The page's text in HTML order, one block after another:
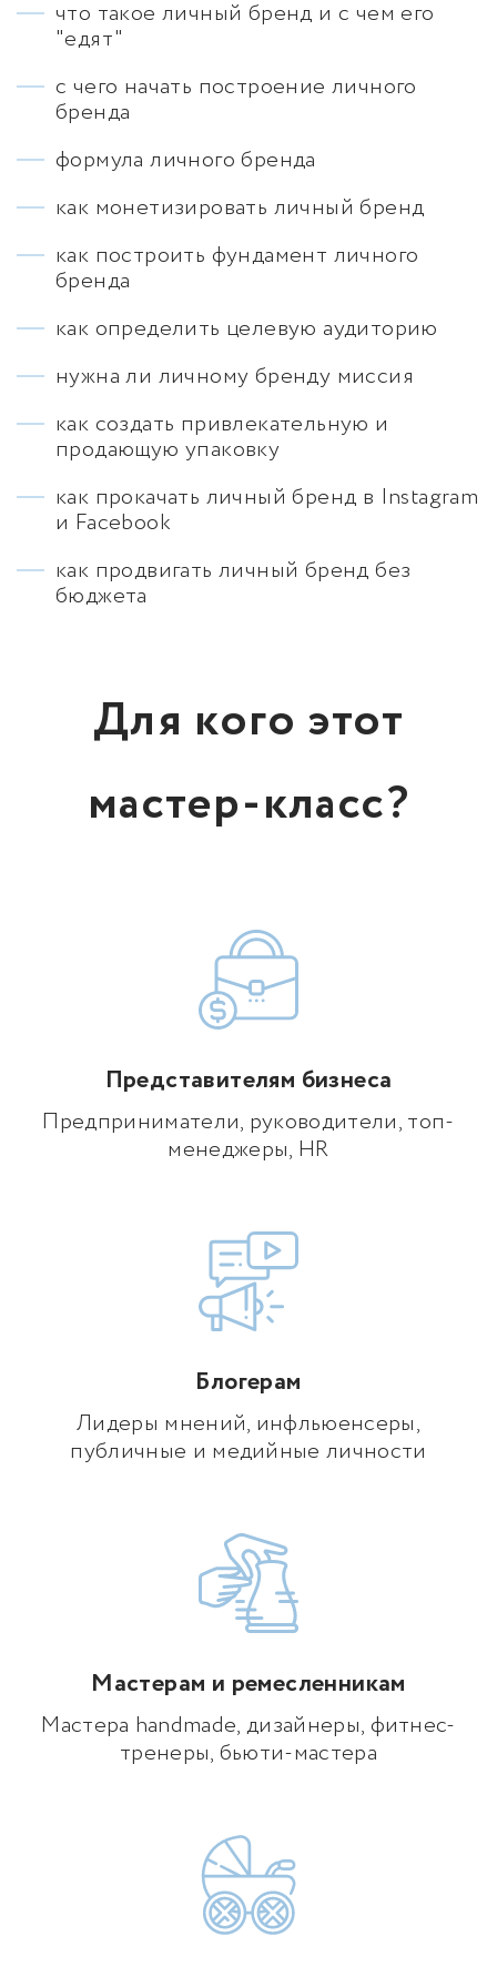
что такое личный бренд и с чем его
"едят"
с чего начать построение личного
бренда
формула личного бренда
как монетизировать личный бренд
как построить фундамент личного
бренда
как определить целевую аудиторию
нужна ли личному бренду миссия
как создать привлекательную и
продающую упаковку
как прокачать личный бренд в Instagram
и Facebook
как продвигать личный бренд без
бюджета
Для кого этот
мастер-класс?
Представителям бизнеса
Предприниматели, руководители, топ-
менеджеры, HR
Блогерам
Лидеры мнений, инфльюенсеры,
публичные и медийные личности
Мастерам и ремесленникам
Мастера handmade, дизайнеры, фитнес-
тренеры, бьюти-мастера